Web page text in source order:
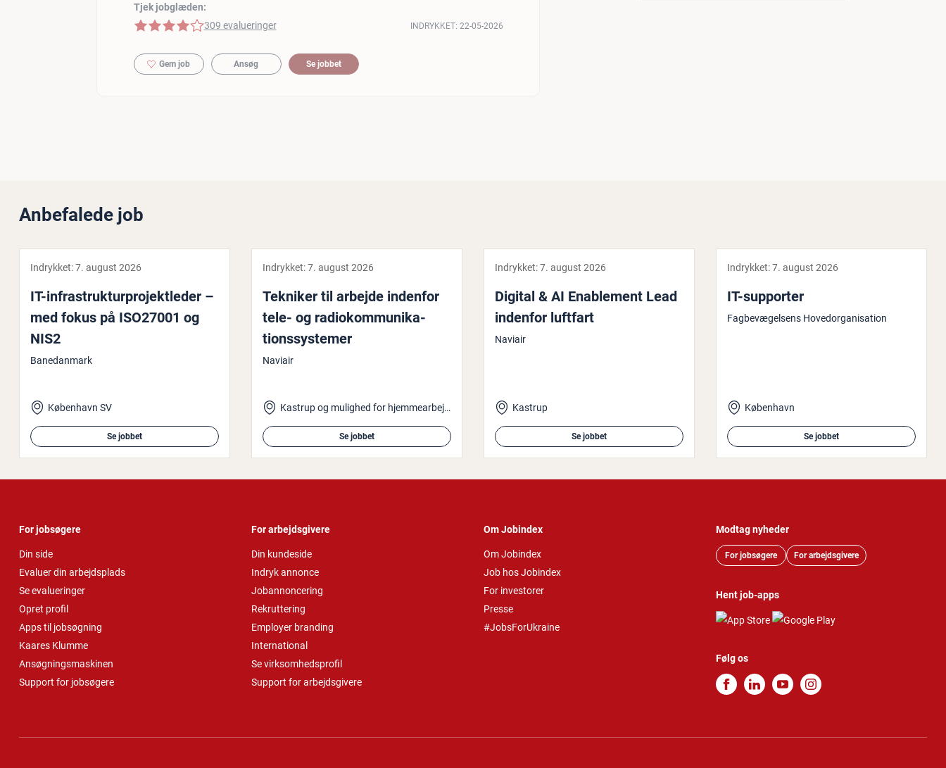
Tjek jobglæden:
4 af 5 stjerner
309 evalueringer INDRYKKET: 22-05-2026
Gem job Ansøg Se jobbet
Anbefalede job
Indrykket:7. august 2026
IT-in­fra­struk­tur­pro­jekt­le­der –
med fokus på ISO27001 og
NIS2
Banedanmark
København SV
Se jobbet
Indrykket:7. august 2026
Tekniker til arbejde indenfor
tele- og ra­di­okom­mu­ni­ka­
tions­sy­ste­mer
Naviair
Kastrup og mulighed for hjemmearbejde
Se jobbet
Indrykket:7. august 2026
Digital & AI Enab­le­ment Lead
indenfor luftfart
Naviair
Kastrup
Se jobbet
Indrykket:7. august 2026
IT-supporter
Fagbevægelsens Hovedorganisation
København
Se jobbet
For jobsøgere
Din side
Evaluer din arbejdsplads
Se evalueringer
Opret profil
Apps til jobsøgning
Kaares Klumme
Ansøgningsmaskinen
Support for jobsøgere
For arbejdsgivere
Din kundeside
Indryk annonce
Jobannoncering
Rekruttering
Employer branding
International
Se virksomhedsprofil
Support for arbejdsgivere
Om Jobindex
Om Jobindex
Job hos Jobindex
For investorer
Presse
#JobsForUkraine
Modtag nyheder
For jobsøgere For arbejdsgivere
Hent job-apps
Følg os